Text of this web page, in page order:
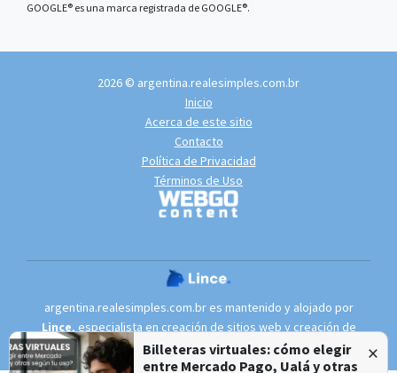
Billeteras virtuales: cómo elegir
entre Mercado Pago, Ualá y otras
×
GOOGLE® es una marca registrada de GOOGLE®.
2026 © argentina.realesimples.com.br
Inicio
Acerca de este sitio
Contacto
Política de Privacidad
Términos de Uso
argentina.realesimples.com.br es mantenido y alojado por
Lince, especialista en creación de sitios web y creación de
portales de noticias.